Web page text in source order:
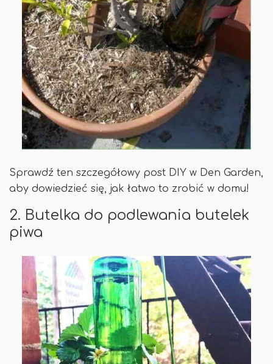
Sprawdź ten szczegółowy post DIY w Den Garden,
aby dowiedzieć się, jak łatwo to zrobić w domu!
2. Butelka do podlewania butelek
piwa